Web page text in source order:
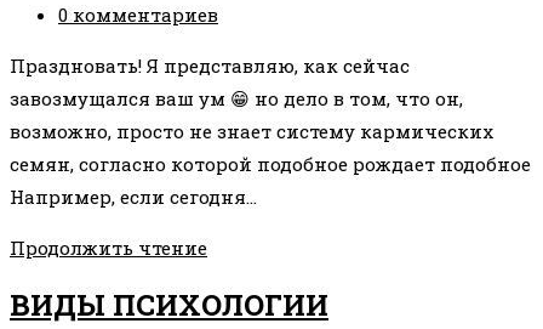
ПОСТРОИТЬ
ОТНОШЕНИЯ
С
МУЖЧИНОЙ?
записи:
Комментарии
записи:
0 комментариев
Праздновать! Я представляю, как сейчас
завозмущался ваш ум 😁 но дело в том, что он,
возможно, просто не знает систему кармических
семян, согласно которой подобное рождает подобное
Например, если сегодня…
Продолжить чтениеПРАКТИКА:
ДЕЛАТЬ,
ВИДЫ ПСИХОЛОГИИ